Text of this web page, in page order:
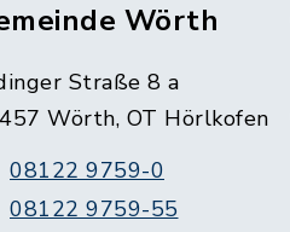
Wörth
Straße 8 a
Wörth, OT Hörlkofen
08122 9759-0
08122 9759-55